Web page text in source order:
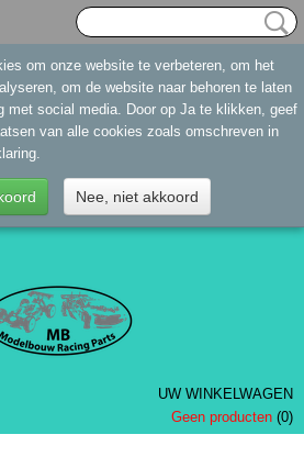
UW WINKELWAGEN
Geen producten (0)
om onze website te verbeteren, om het
om de website naar behoren te laten
met social media. Door op Ja te klikken, geef
van alle cookies zoals omschreven in
Nee, niet akkoord